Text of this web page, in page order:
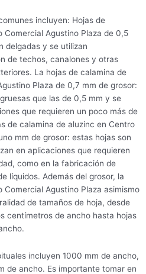
incluyen: Hojas de
Comercial Agustino Plaza de 0,5
delgadas y se utilizan
de techos, canalones y otras
La hojas de calamina de
Plaza de 0,7 mm de grosor:
que las de 0,5 mm y se
que requieren un poco más de
de calamina de aluzinc en Centro
mm de grosor: estas hojas son
en aplicaciones que requieren
como en la fabricación de
líquidos. Además del grosor, la
Agustino Plaza asimismo
de tamaños de hoja, desde
centímetros de ancho hasta hojas
incluyen 1000 mm de ancho,
de ancho. Es importante tomar en